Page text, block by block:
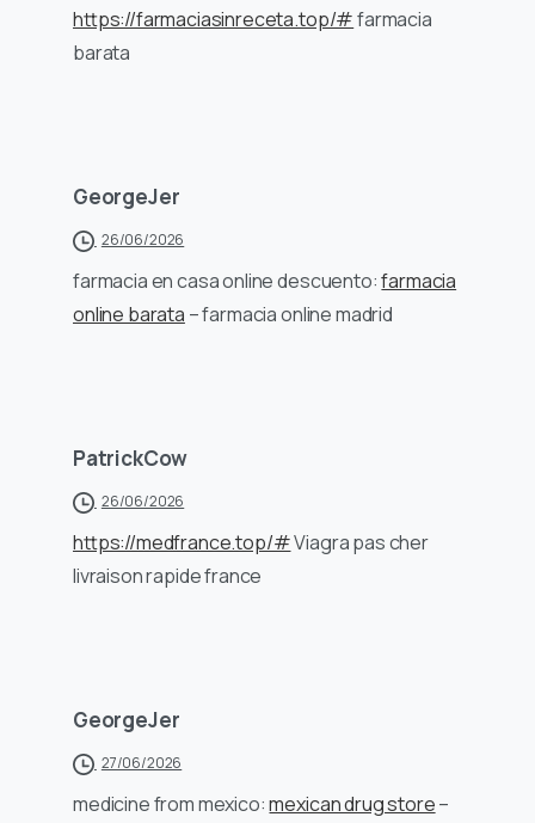
https://farmaciasinreceta.top/#farmacia
barata
GeorgeJer
26/06/2026
farmacia en casa online descuento:farmacia
online barata – farmacia online madrid
PatrickCow
26/06/2026
https://medfrance.top/#Viagra pas cher
livraison rapide france
GeorgeJer
27/06/2026
medicine from mexico:mexican drug store–